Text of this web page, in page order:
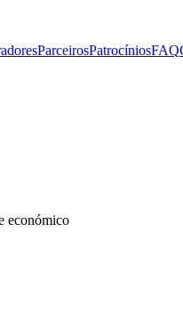
ParceirosPatrocíniosFAQ
económico